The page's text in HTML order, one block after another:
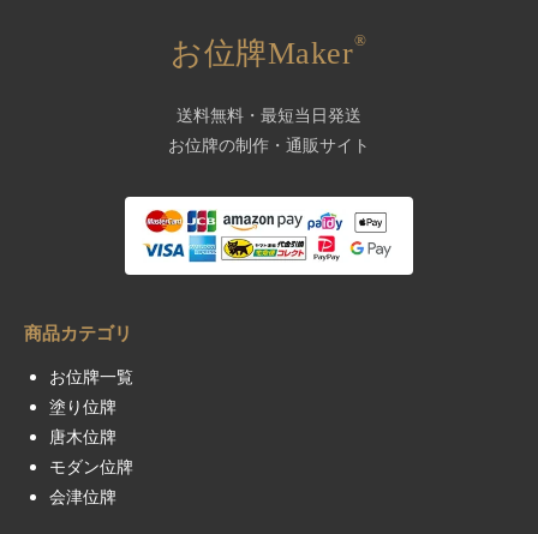
お位牌Maker®
送料無料・最短当日発送
お位牌の制作・通販サイト
商品カテゴリ
お位牌一覧
塗り位牌
唐木位牌
モダン位牌
会津位牌